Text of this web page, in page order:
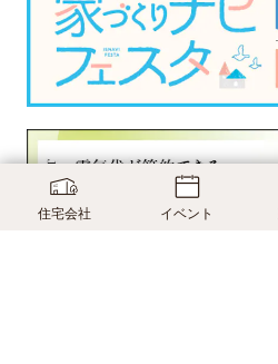
住宅会社 イベント